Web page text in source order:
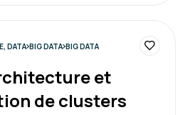
DATA BIG DATA BIG DATA
et
de clusters